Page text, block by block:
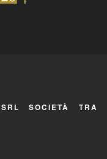
SOCIETÀ TRA